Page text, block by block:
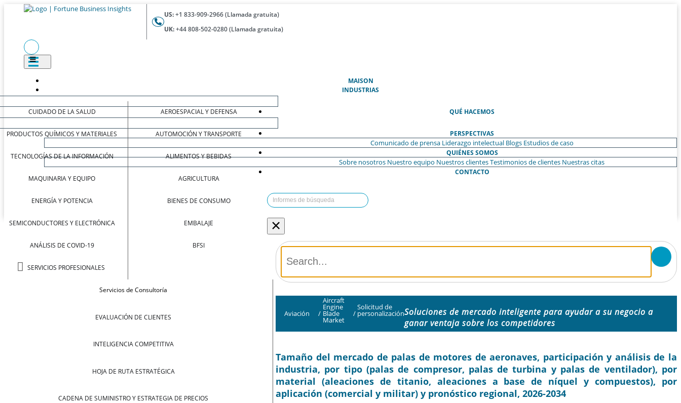
US:+1 833-909-2966 (Llamada gratuita)
UK:+44 808-502-0280 (Llamada gratuita)
MAISON(ACTUAL)
INDUSTRIAS
CUIDADO DE LA SALUD
PRODUCTOS QUÍMICOS Y MATERIALES
TECNOLOGÍAS DE LA INFORMACIÓN
MAQUINARIA Y EQUIPO
ENERGÍA Y POTENCIA
SEMICONDUCTORES Y ELECTRÓNICA
ANÁLISIS DE COVID-19
SERVICIOS PROFESIONALES
AEROESPACIAL Y DEFENSA
AUTOMOCIÓN Y TRANSPORTE
ALIMENTOS Y BEBIDAS
AGRICULTURA
BIENES DE CONSUMO
EMBALAJE
BFSI
QUÉ HACEMOS
Servicios de Consultoría
EVALUACIÓN DE CLIENTES
INTELIGENCIA COMPETITIVA
HOJA DE RUTA ESTRATÉGICA
CADENA DE SUMINISTRO Y ESTRATEGIA DE PRECIOS
PERSPECTIVAS
Comunicado de prensa Liderazgo intelectual Blogs Estudios de caso
QUIÉNES SOMOS
Sobre nosotros Nuestro equipo Nuestros clientesTestimonios de clientes Nuestras citas
CONTACTO
×
Aviación /
Aircraft
Engine
Blade
Market
/
Solicitud de
personalizaciónSoluciones de mercado inteligente para ayudar a su negocio a
ganar ventaja sobre los competidores
Tamaño del mercado de palas de motores de aeronaves, participación y análisis de la
industria, por tipo (palas de compresor, palas de turbina y palas de ventilador), por
material (aleaciones de titanio, aleaciones a base de níquel y compuestos), por
aplicación (comercial y militar) y pronóstico regional, 2026-2034